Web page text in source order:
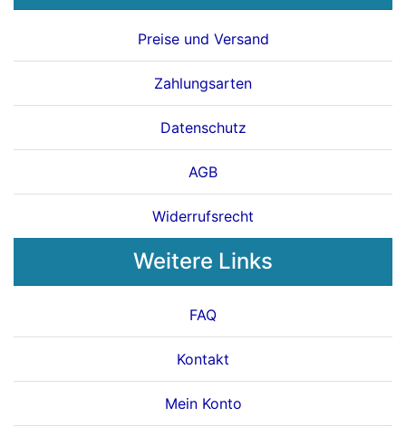
Preise und Versand
Zahlungsarten
Datenschutz
AGB
Widerrufsrecht
Weitere Links
FAQ
Kontakt
Mein Konto